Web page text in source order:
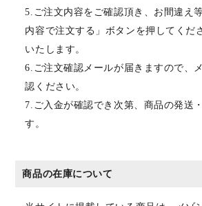
5.ご注文内容をご確認頂き、お間違え
内容で注文する」ボタンを押してくだ
いたします。
6.ご注文確認メールが届きますので、
認ください。
7.ご入金が確認でき次第、商品の発送
す。
商品の在庫について